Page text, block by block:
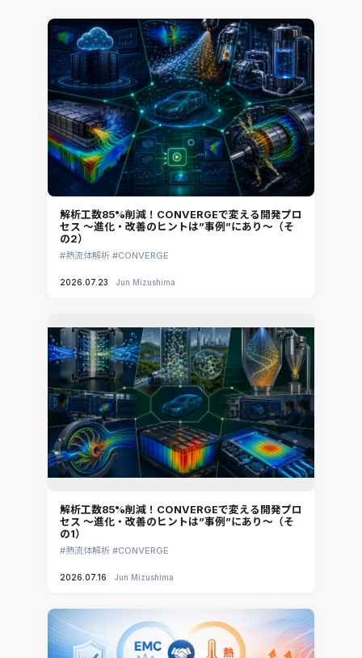
解析工数85%削減！CONVERGEで変える開発プロ
セス ～進化・改善のヒントは”事例”にあり～（そ
の2）
熱流体解析 CONVERGE
2026.07.23 Jun Mizushima
解析工数85%削減！CONVERGEで変える開発プロ
セス ～進化・改善のヒントは”事例”にあり～（そ
の1）
熱流体解析 CONVERGE
2026.07.16 Jun Mizushima